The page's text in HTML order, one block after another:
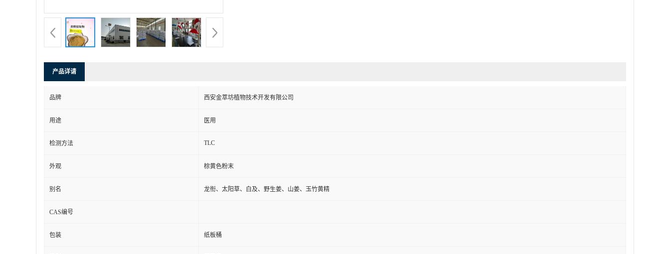
产品详请
品牌 西安金萃坊植物技术开发有限公司
用途 医用
检测方法 TLC
外观 棕黄色粉末
别名 龙衔、太阳草、白及、野生姜、山姜、玉竹黄精
CAS编号
包装 纸板桶